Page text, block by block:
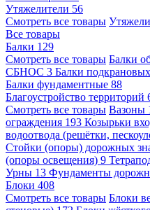
Утяжелители 56
Смотреть все товары
Все товары
Балки 129
Смотреть все товары Балки
СБНОС 3 Балки
Балки фундаментные 88
Благоустройство территорий
Смотреть все товары Вазоны
ограждения 193 Козырьки
водоотвода (решётки,
Стойки (опоры) дорожных
(опоры освещения) 9
Урны 13 Фундаменты
Блоки 408
Смотреть все товары Блоки